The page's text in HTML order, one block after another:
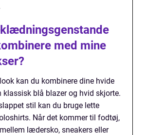
med mine
kan du kombinere dine hvide
klassisk blå blazer og hvid skjorte.
stil kan du bruge lette
Når det kommer til fodtøj,
lædersko, sneakers eller